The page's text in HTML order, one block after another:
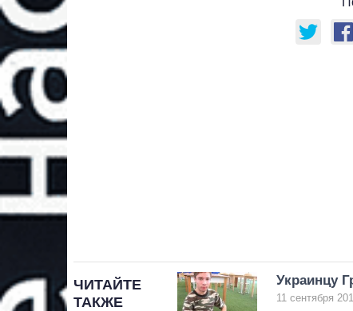
ЧИТАЙТЕ
ТАКЖЕ
Украинцу
11 сентября